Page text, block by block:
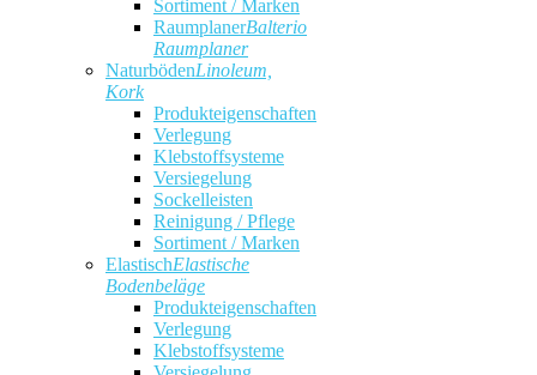
Sortiment / Marken
RaumplanerBalterio
Raumplaner
NaturbödenLinoleum,
Kork
Produkteigenschaften
Verlegung
Klebstoffsysteme
Versiegelung
Sockelleisten
Reinigung / Pflege
Sortiment / Marken
ElastischElastische
Bodenbeläge
Produkteigenschaften
Verlegung
Klebstoffsysteme